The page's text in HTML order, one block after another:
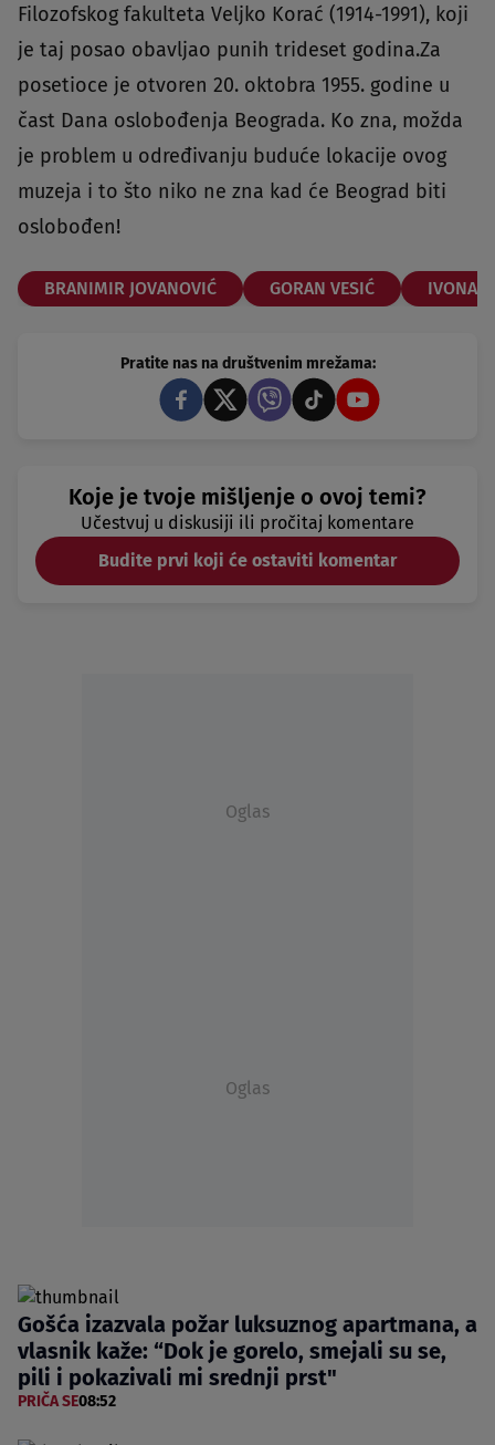
Filozofskog fakulteta Veljko Korać (1914-1991), koji
je taj posao obavljao punih trideset godina.Za
posetioce je otvoren 20. oktobra 1955. godine u
čast Dana oslobođenja Beograda. Ko zna, možda
je problem u određivanju buduće lokacije ovog
muzeja i to što niko ne zna kad će Beograd biti
oslobođen!
BRANIMIR JOVANOVIĆ GORAN VESIĆ IVONA
Pratite nas na društvenim mrežama:
Koje je tvoje mišljenje o ovoj temi?
Učestvuj u diskusiji ili pročitaj komentare
Budite prvi koji će ostaviti komentar
Oglas
Oglas
Gošća izazvala požar luksuznog apartmana, a
vlasnik kaže: “Dok je gorelo, smejali su se,
pili i pokazivali mi srednji prst"
PRIČA SE08:52